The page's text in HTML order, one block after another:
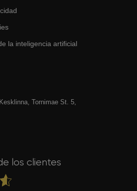
la inteligencia artificial
Tornimаe St. 5,
los clientes